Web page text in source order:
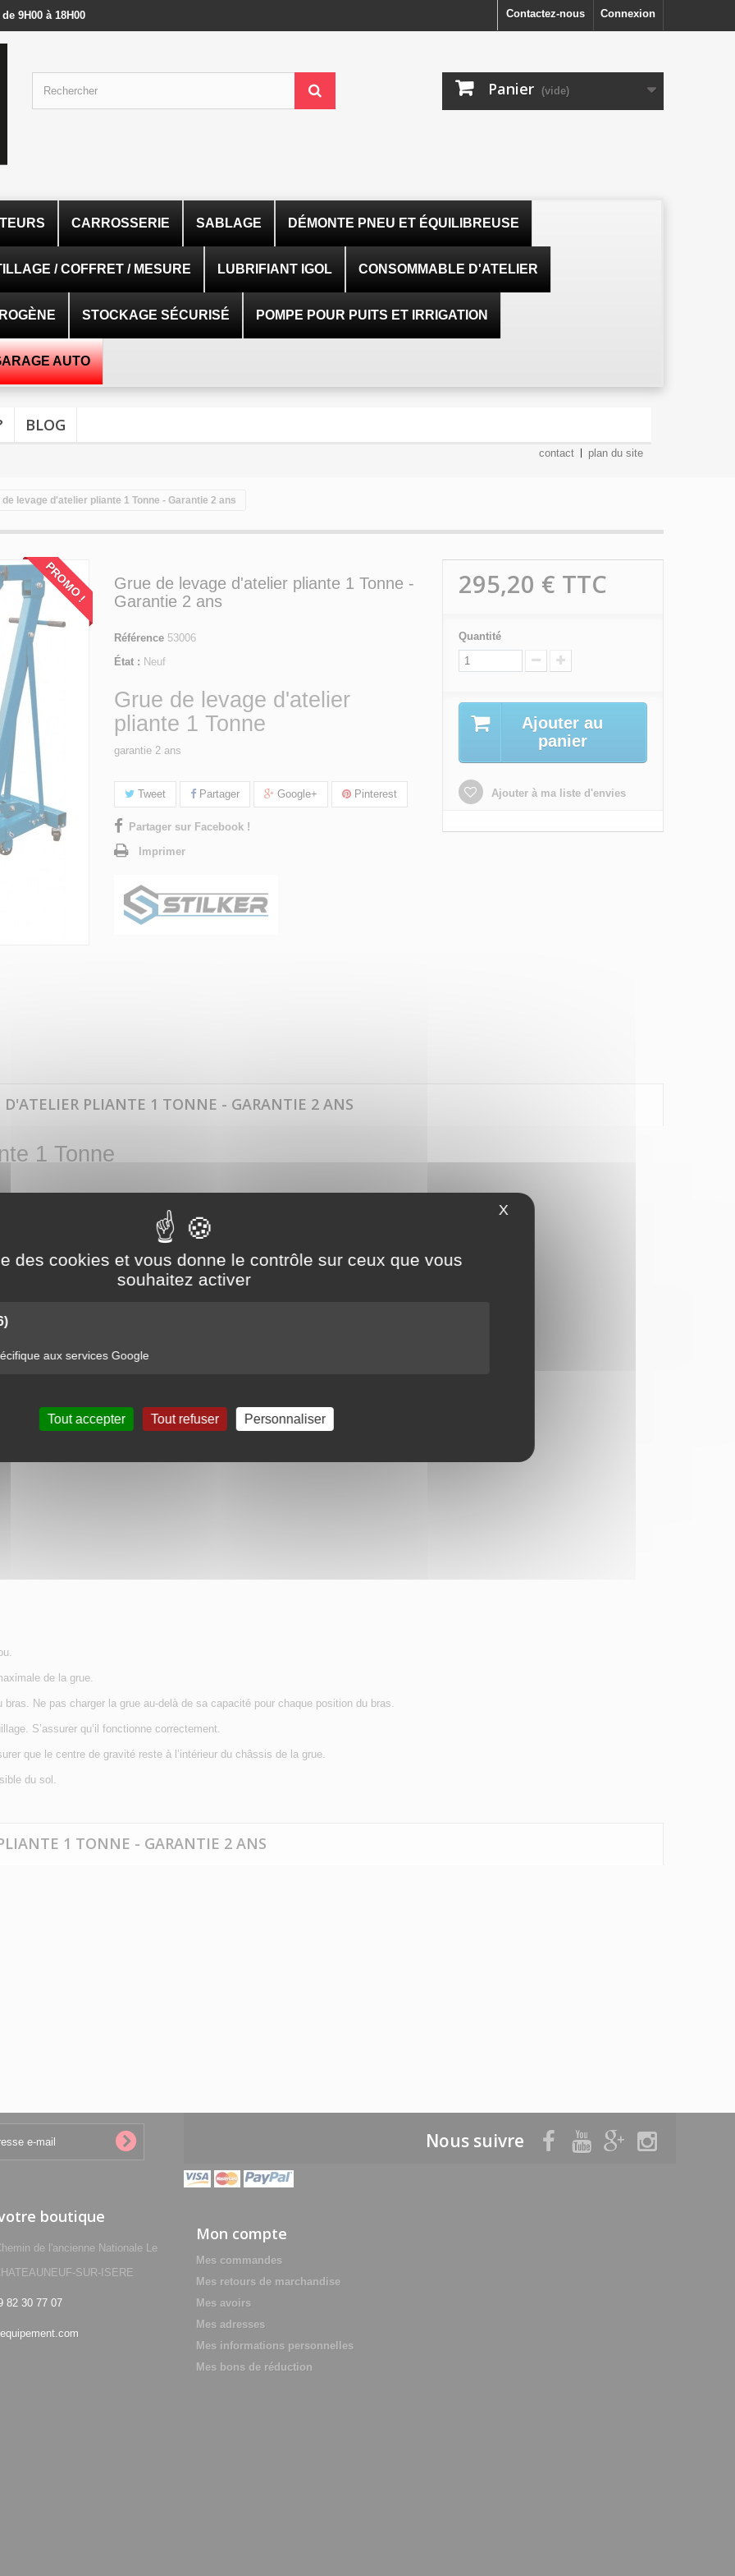
des cookies et vous donne le contrôle sur ceux que vous
souhaitez activer
aux services Google
Tout accepter Tout refuser Personnaliser
X Masquer le bandeau des cookies
Connexion
Contactez-nous
9H00 à 18H00
Panier (vide)
CARROSSERIE SABLAGE DÉMONTE PNEU ET ÉQUILIBREUSE
/ COFFRET / MESURE LUBRIFIANT IGOL CONSOMMABLE D'ATELIER
STOCKAGE SÉCURISÉ POMPE POUR PUITS ET IRRIGATION
AUTO
BLOG
contact plan du site
de levage d'atelier pliante 1 Tonne - Garantie 2 ans
PROMO !
Grue de levage d'atelier pliante 1 Tonne -
Garantie 2 ans
Référence 53006
État : Neuf
Grue de levage d'atelier
pliante 1 Tonne
garantie 2 ans
Tweet Partager Google+ Pinterest
Partager sur Facebook !
Imprimer
295,20 € TTC
Quantité
Ajouter au
panier
Ajouter à ma liste d'envies
D'ATELIER PLIANTE 1 TONNE - GARANTIE 2 ANS
1 Tonne
1 tonne :
de la grue.
Ne pas charger la grue au-delà de sa capacité pour chaque position du bras.
S’assurer qu’il fonctionne correctement.
que le centre de gravité reste à l’intérieur du châssis de la grue.
du sol.
1 TONNE - GARANTIE 2 ANS
Nous suivre
boutique
de l'ancienne Nationale Le
SUR-ISERE
82 30 77 07
Mon compte
Mes commandes
Mes retours de marchandise
Mes avoirs
Mes adresses
Mes informations personnelles
Mes bons de réduction